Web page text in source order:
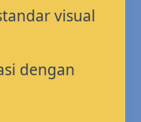
visual
dengan